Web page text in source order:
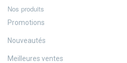
Nos produits
Promotions
Nouveautés
Meilleures ventes